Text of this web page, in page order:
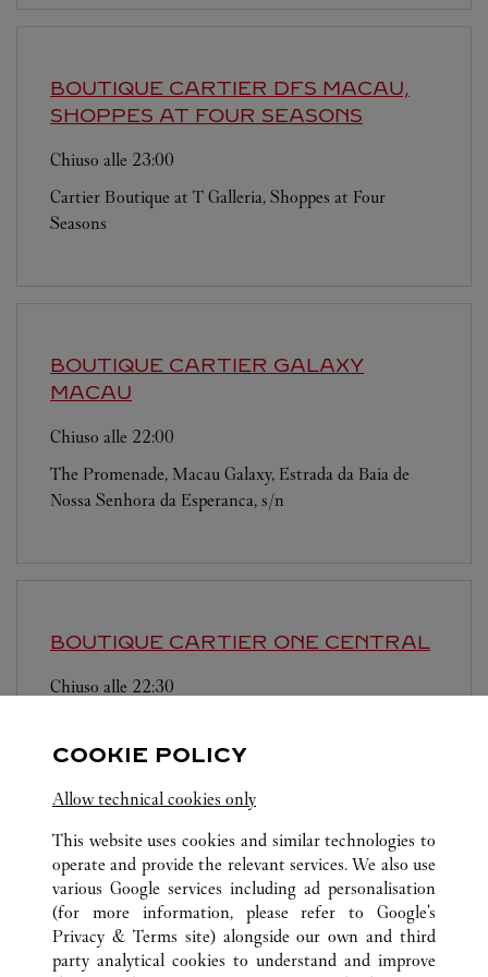
BOUTIQUE CARTIER DFS MACAU,
SHOPPES AT FOUR SEASONS
Chiuso alle 23:00
Cartier Boutique at T Galleria, Shoppes at Four
Seasons
BOUTIQUE CARTIER GALAXY
MACAU
Chiuso alle 22:00
The Promenade, Macau Galaxy, Estrada da Baia de
Nossa Senhora da Esperanca, s/n
BOUTIQUE CARTIER ONE CENTRAL
Chiuso alle 22:30
TUTTI GLI INDIRIZZI CARTIER MACAO, CINA
COTAI
SHOP F1-1115, LEVEL 1 , THE SHOPS AT THE
BOULEVARD, CITY OF DREAMS
COOKIE POLICY
Allow technical cookies only
This website uses cookies and similar technologies to
operate and provide the relevant services. We also use
various Google services including ad personalisation
(for more information, please refer to Google's
Privacy & Terms site) alongside our own and third
party analytical cookies to understand and improve